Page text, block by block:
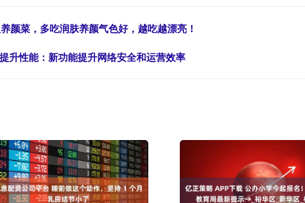
颜菜，多吃润肤养颜气色好，越吃越漂亮！
升性能：新功能提升网络安全和运营效率